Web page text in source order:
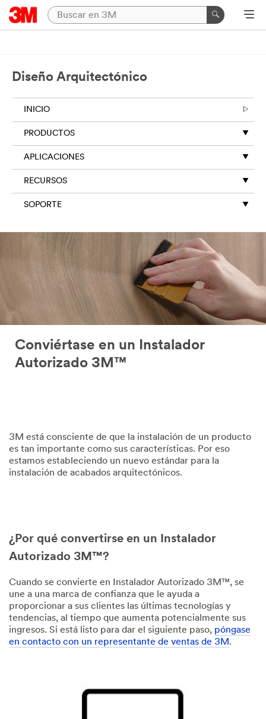
Diseño Arquitectónico
INICIO
PRODUCTOS
APLICACIONES
RECURSOS
SOPORTE
Conviértase en un Instalador
Autorizado 3M™
3M está consciente de que la instalación de un producto
es tan importante como sus características. Por eso
estamos estableciendo un nuevo estándar para la
instalación de acabados arquitectónicos.
¿Por qué convertirse en un Instalador
Autorizado 3M™?
Cuando se convierte en Instalador Autorizado 3M™, se
une a una marca de confianza que le ayuda a
proporcionar a sus clientes las últimas tecnologías y
tendencias, al tiempo que aumenta potencialmente sus
ingresos. Si está listo para dar el siguiente paso, póngase
en contacto con un representante de ventas de 3M.